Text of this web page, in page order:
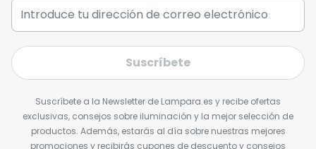
Suscríbete
Suscríbete a la Newsletter de Lampara.es y recibe ofertas
exclusivas, consejos sobre iluminación y la mejor selección de
productos. Además, estarás al día sobre nuestras mejores
promociones y recibirás cupones de descuento y consejos